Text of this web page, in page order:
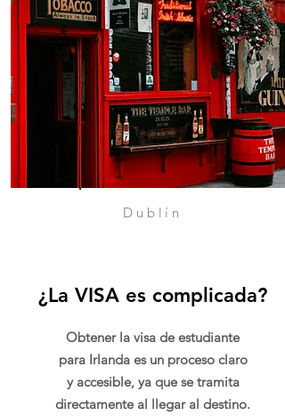
Dublín
¿La VISA es complicada?
Obtener la visa de estudiante
para Irlanda es un proceso claro
y accesible, ya que se tramita
directamente al llegar al destino.